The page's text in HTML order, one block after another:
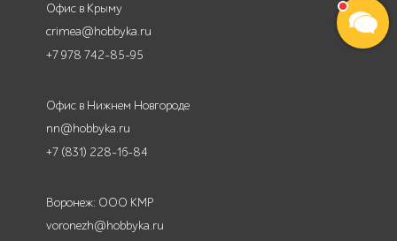
Офис в Крыму
crimea@hobbyka.ru
+7 978 742-85-95
Офис в Нижнем Новгороде
nn@hobbyka.ru
+7 (831) 228-16-84
Воронеж: ООО КМР
voronezh@hobbyka.ru